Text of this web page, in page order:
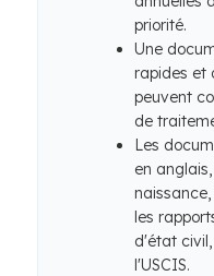
priorité.
Une
rapides et
peuvent
de
Les
en
les
d'état
l'USCIS.